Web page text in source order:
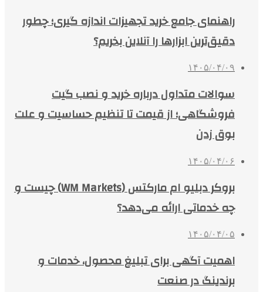
راهنمای جامع خرید تجهیزات اندازه گیری؛ چطور
دقیق‌ترین ابزارها را آنلاین بخریم؟
۱۴۰۵/۰۴/۰۹
سوالات متداول درباره خرید و نصب گیت
فروشگاهی؛ از قیمت تا تنظیم حساسیت و علت
بوق زدن
۱۴۰۵/۰۴/۰۶
بروکر دبلیو ام مارکتس (WM Markets) چیست و
چه خدماتی ارائه می‌دهد؟
۱۴۰۵/۰۴/۰۵
اهمیت آگهی برای تبلیغ محصول، خدمات و
برندینگ در صنعت